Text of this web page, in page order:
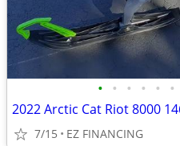
• • • • • •
7/15 EZ FINANCING